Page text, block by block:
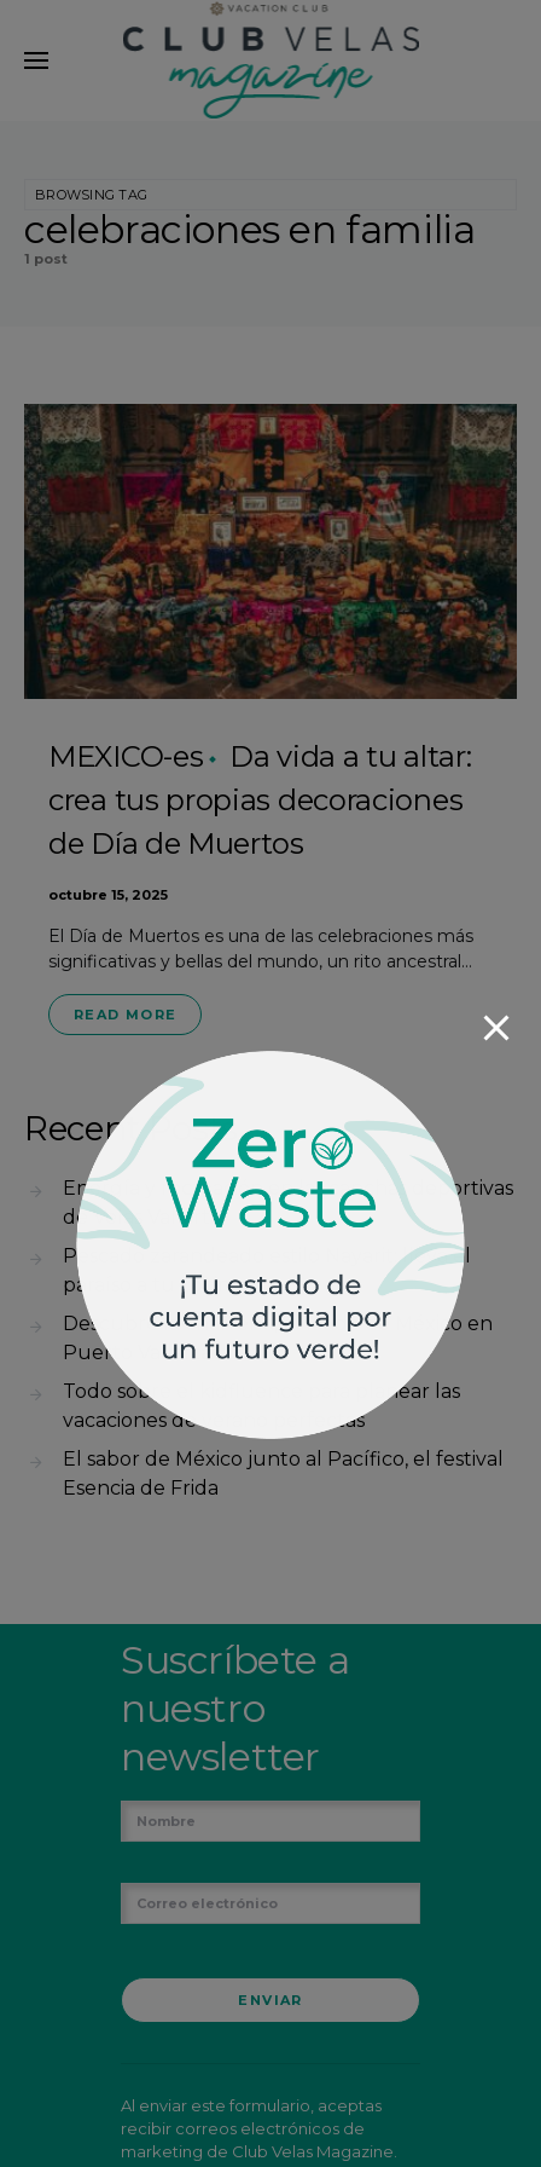
BROWSING TAG
celebraciones en familia
1 post
MEXICO-es
Da vida a tu altar:
crea tus propias decoraciones
de Día de Muertos
octubre 15, 2025
El Día de Muertos es una de las celebraciones más
significativas y bellas del mundo, un rito ancestral…
READ MORE
Recent Posts
Energía y recreación en las canchas deportivas
de Velas Vallarta
Pescado zarandeado estilo Nayarit: lleva el
paraíso a tu cocina
Descubre la charrería, el latido de México en
Puerto Vallarta
Todo sobre el kidfluence para planear las
vacaciones de verano perfectas
El sabor de México junto al Pacífico, el festival
Esencia de Frida
Suscríbete a
nuestro
newsletter
Al enviar este formulario, aceptas
recibir correos electrónicos de
marketing de Club Velas Magazine.
modal-check